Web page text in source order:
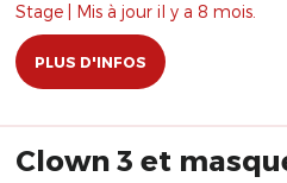
Stage | Mis à jour il y a 8 mois.
PLUS D'INFOS
Clown 3 et